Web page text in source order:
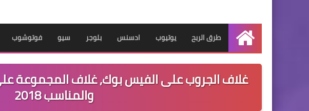
الرئيسية
طرق الربح يوتيوب ادسنس بلوجر سيو فوتوشوب
غلاف الجروب على الفيس بوك, غلاف المجموعة
والمناسب 2018